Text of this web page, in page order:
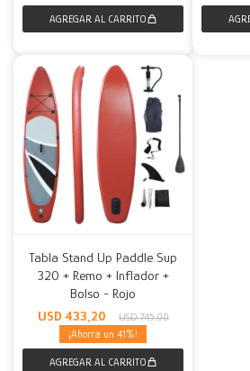
Tabla Stand Up Paddle Sup
320 + Remo + Inflador +
Bolso - Rojo
USD 433,20 USD 745,00
41